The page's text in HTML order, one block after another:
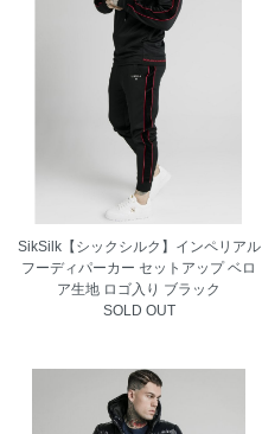
SikSilk【シックシルク】インペリアル
フーディパーカー セットアップ ベロ
ア生地 ロゴ入り ブラック
SOLD OUT